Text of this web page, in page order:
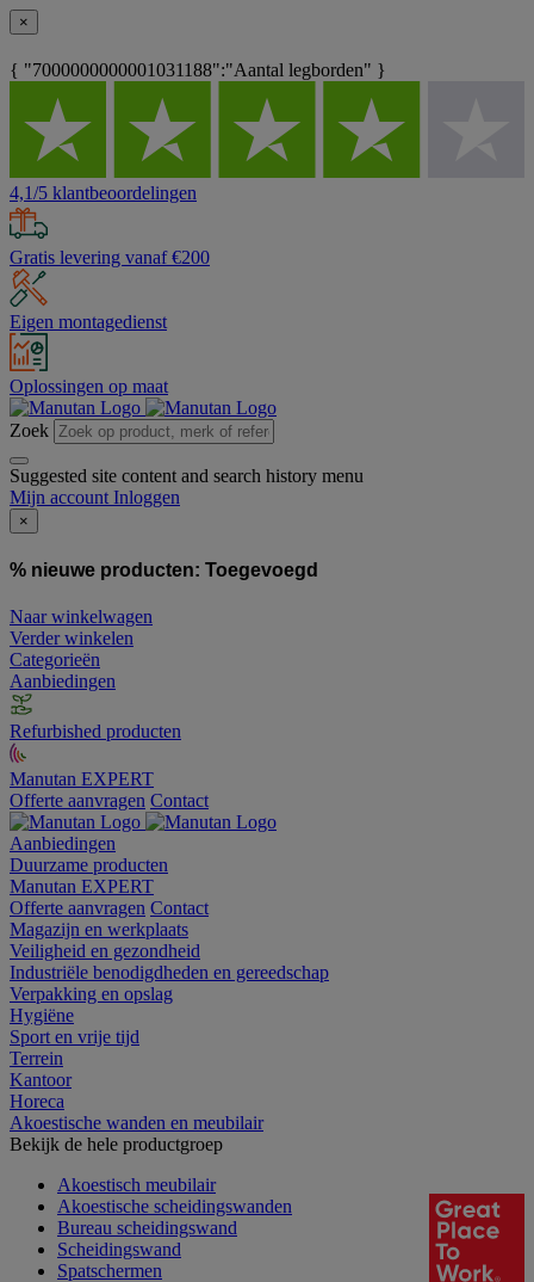
×
{ "7000000000001031188":"Aantal legborden" }
4,1/5 klantbeoordelingen
Gratis levering vanaf €200
Eigen montagedienst
Oplossingen op maat
Zoek
Suggested site content and search history menu
Mijn account Inloggen
×
% nieuwe producten: Toegevoegd
Naar winkelwagen
Verder winkelen
Categorieën
Aanbiedingen
Refurbished producten
Manutan EXPERT
Offerte aanvragen Contact
Aanbiedingen
Duurzame producten
Manutan EXPERT
Offerte aanvragen Contact
Magazijn en werkplaats
Veiligheid en gezondheid
Industriële benodigdheden en gereedschap
Verpakking en opslag
Hygiëne
Sport en vrije tijd
Terrein
Kantoor
Horeca
Akoestische wanden en meubilair
Bekijk de hele productgroep
Akoestisch meubilair
Akoestische scheidingswanden
Bureau scheidingswand
Scheidingswand
Spatschermen